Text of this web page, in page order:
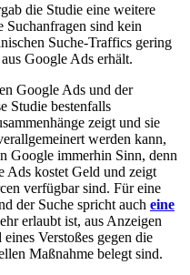
die Studie eine weitere
Suchanfragen sind kein
Suche-Traffics gering
Google Ads erhält.
Google Ads und der
Studie bestenfalls
zeigt und sie
werden kann,
Google immerhin Sinn, denn
Ads kostet Geld und zeigt
verfügbar sind. Für eine
der Suche spricht auch eine
erlaubt ist, aus Anzeigen
Verstoßes gegen die
Maßnahme belegt sind.